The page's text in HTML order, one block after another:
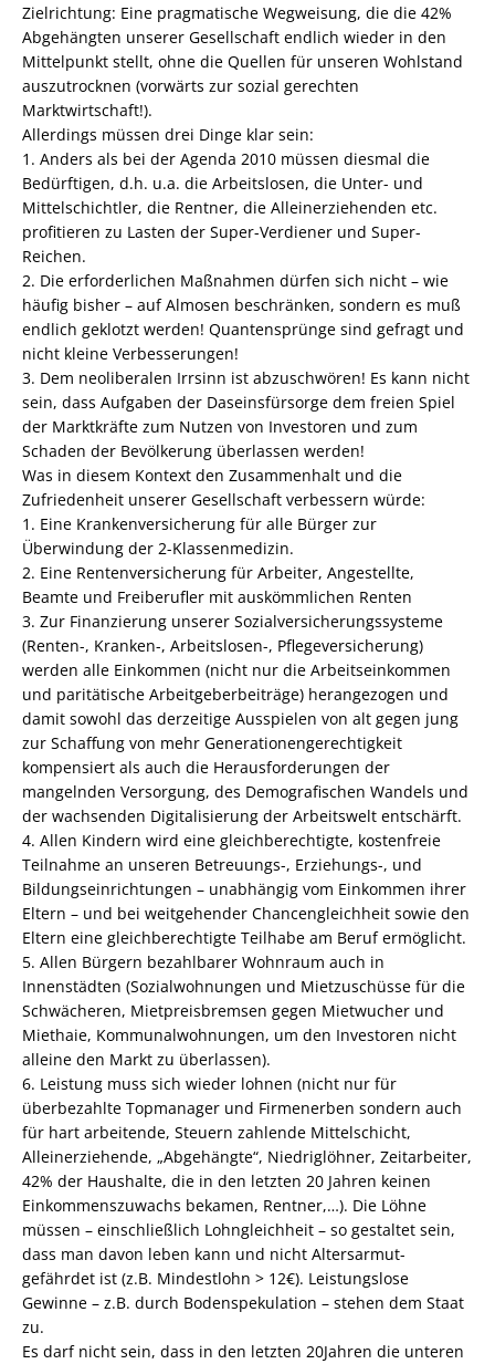
Zielrichtung: Eine pragmatische Wegweisung, die die 42%
Abgehängten unserer Gesellschaft endlich wieder in den
Mittelpunkt stellt, ohne die Quellen für unseren Wohlstand
auszutrocknen (vorwärts zur sozial gerechten
Marktwirtschaft!).
Allerdings müssen drei Dinge klar sein:
1. Anders als bei der Agenda 2010 müssen diesmal die
Bedürftigen, d.h. u.a. die Arbeitslosen, die Unter- und
Mittelschichtler, die Rentner, die Alleinerziehenden etc.
profitieren zu Lasten der Super-Verdiener und Super-
Reichen.
2. Die erforderlichen Maßnahmen dürfen sich nicht – wie
häufig bisher – auf Almosen beschränken, sondern es muß
endlich geklotzt werden! Quantensprünge sind gefragt und
nicht kleine Verbesserungen!
3. Dem neoliberalen Irrsinn ist abzuschwören! Es kann nicht
sein, dass Aufgaben der Daseinsfürsorge dem freien Spiel
der Marktkräfte zum Nutzen von Investoren und zum
Schaden der Bevölkerung überlassen werden!
Was in diesem Kontext den Zusammenhalt und die
Zufriedenheit unserer Gesellschaft verbessern würde:
1. Eine Krankenversicherung für alle Bürger zur
Überwindung der 2-Klassenmedizin.
2. Eine Rentenversicherung für Arbeiter, Angestellte,
Beamte und Freiberufler mit auskömmlichen Renten
3. Zur Finanzierung unserer Sozialversicherungssysteme
(Renten-, Kranken-, Arbeitslosen-, Pflegeversicherung)
werden alle Einkommen (nicht nur die Arbeitseinkommen
und paritätische Arbeitgeberbeiträge) herangezogen und
damit sowohl das derzeitige Ausspielen von alt gegen jung
zur Schaffung von mehr Generationengerechtigkeit
kompensiert als auch die Herausforderungen der
mangelnden Versorgung, des Demografischen Wandels und
der wachsenden Digitalisierung der Arbeitswelt entschärft.
4. Allen Kindern wird eine gleichberechtigte, kostenfreie
Teilnahme an unseren Betreuungs-, Erziehungs-, und
Bildungseinrichtungen – unabhängig vom Einkommen ihrer
Eltern – und bei weitgehender Chancengleichheit sowie den
Eltern eine gleichberechtigte Teilhabe am Beruf ermöglicht.
5. Allen Bürgern bezahlbarer Wohnraum auch in
Innenstädten (Sozialwohnungen und Mietzuschüsse für die
Schwächeren, Mietpreisbremsen gegen Mietwucher und
Miethaie, Kommunalwohnungen, um den Investoren nicht
alleine den Markt zu überlassen).
6. Leistung muss sich wieder lohnen (nicht nur für
überbezahlte Topmanager und Firmenerben sondern auch
für hart arbeitende, Steuern zahlende Mittelschicht,
Alleinerziehende, „Abgehängte“, Niedriglöhner, Zeitarbeiter,
42% der Haushalte, die in den letzten 20 Jahren keinen
Einkommenszuwachs bekamen, Rentner,…). Die Löhne
müssen – einschließlich Lohngleichheit – so gestaltet sein,
dass man davon leben kann und nicht Altersarmut-
gefährdet ist (z.B. Mindestlohn > 12€). Leistungslose
Gewinne – z.B. durch Bodenspekulation – stehen dem Staat
zu.
Es darf nicht sein, dass in den letzten 20Jahren die unteren